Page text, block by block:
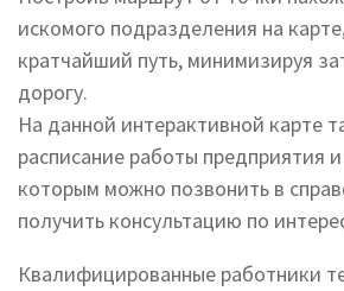
искомого подразделения на
кратчайший путь, минимизируя
дорогу.
На данной интерактивной карте
расписание работы предприятия
которым можно позвонить в
получить консультацию по
Квалифицированные работники